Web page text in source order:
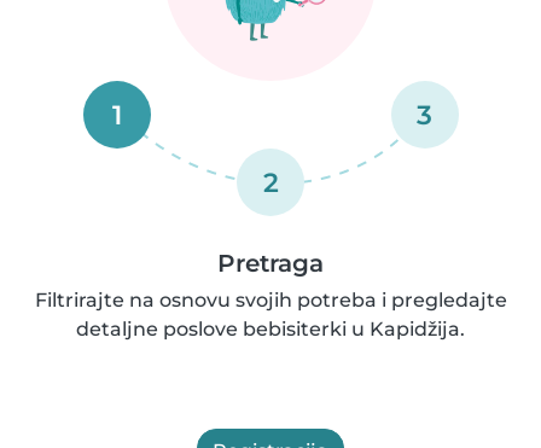
1
2
3
Pretraga
Filtrirajte na osnovu svojih potreba i pregledajte
detaljne poslove bebisiterki u Kapidžija.